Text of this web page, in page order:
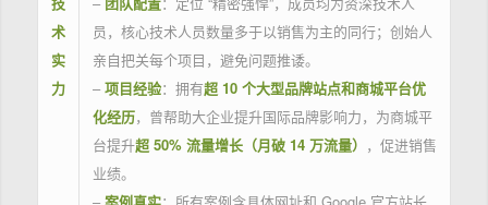
术
实
力
员，核心技术人员数量多于以销售为主的同行；创始人
亲自把关每个项目，避免问题推诿。
– 项目经验：拥有超 10 个大型品牌站点和商城平台优
化经历，曾帮助大企业提升国际品牌影响力，为商城平
台提升超 50% 流量增长（月破 14 万流量） ，促进销售
业绩。